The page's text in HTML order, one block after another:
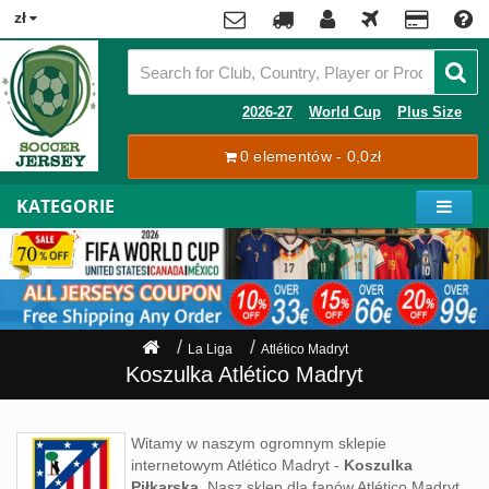
zł
Contact
Tracking
Moje
konto
Rejestracja
Payment
2026-27 World Cup Plus Size
0 elementów - 0,0zł
x
KATEGORIE
Premier
League
La
Liga
Bundesliga
Serie
A
Ligue
1
Świata
2026
La Liga Atlético Madryt
Koszulka Atlético Madryt
Witamy w naszym ogromnym sklepie
internetowym Atlético Madryt - Koszulka